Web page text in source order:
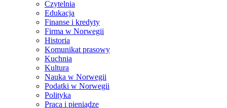
Czytelnia
Edukacja
Finanse i kredyty
Firma w Norwegii
Historia
Komunikat prasowy
Kuchnia
Kultura
Nauka w Norwegii
Podatki w Norwegii
Polityka
Praca i pieniądze